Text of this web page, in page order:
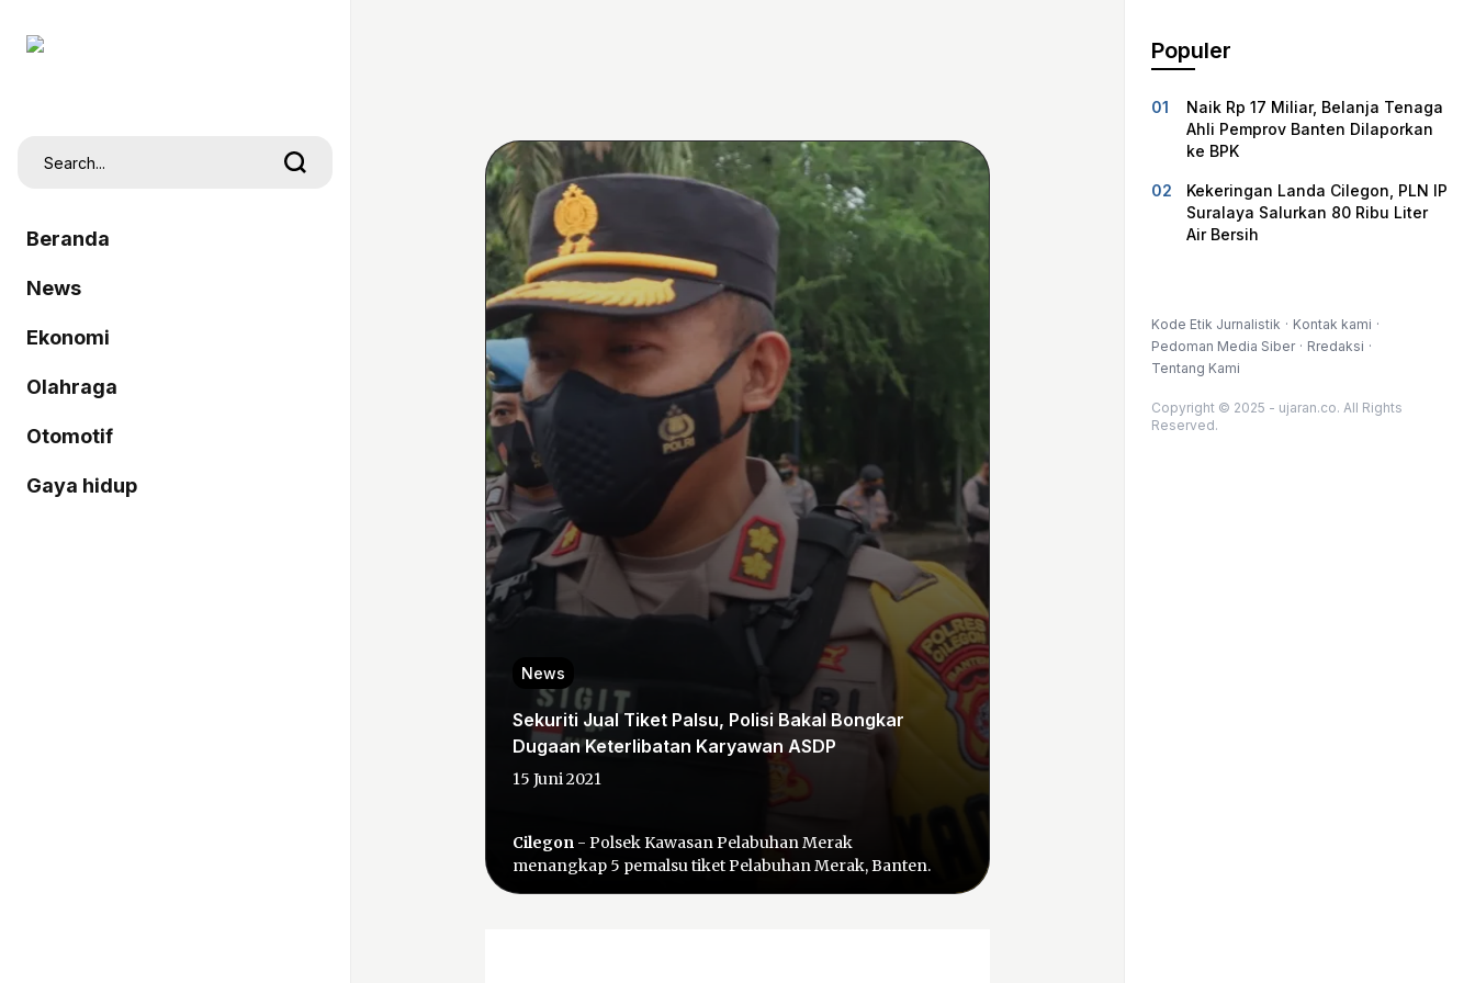
Beranda
News
Ekonomi
Olahraga
Otomotif
Gaya hidup
News
Sekuriti Jual Tiket Palsu, Polisi Bakal Bongkar
Dugaan Keterlibatan Karyawan ASDP
15 Juni 2021
Cilegon - Polsek Kawasan Pelabuhan Merak
menangkap 5 pemalsu tiket Pelabuhan Merak, Banten.
Populer
Naik Rp 17 Miliar, Belanja Tenaga
Ahli Pemprov Banten Dilaporkan
ke BPK
Kekeringan Landa Cilegon, PLN IP
Suralaya Salurkan 80 Ribu Liter
Air Bersih
Kode Etik Jurnalistik
Kontak kami
Pedoman Media Siber
Rredaksi
Tentang Kami
Copyright © 2025 - ujaran.co. All Rights
Reserved.